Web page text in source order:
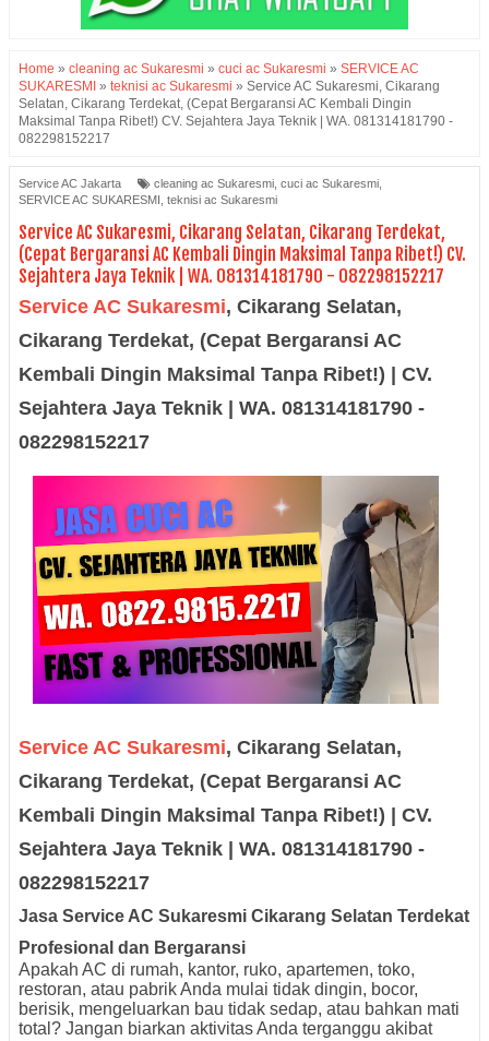
Home » cleaning ac Sukaresmi » cuci ac Sukaresmi » SERVICE AC
SUKARESMI » teknisi ac Sukaresmi » Service AC Sukaresmi, Cikarang
Selatan, Cikarang Terdekat, (Cepat Bergaransi AC Kembali Dingin
Maksimal Tanpa Ribet!) CV. Sejahtera Jaya Teknik | WA. 081314181790 -
082298152217
Service AC Jakarta cleaning ac Sukaresmi cuci ac Sukaresmi
SERVICE AC SUKARESMI teknisi ac Sukaresmi
Service AC Sukaresmi, Cikarang Selatan, Cikarang Terdekat,
(Cepat Bergaransi AC Kembali Dingin Maksimal Tanpa Ribet!) CV.
Sejahtera Jaya Teknik | WA. 081314181790 - 082298152217
Service AC Sukaresmi, Cikarang Selatan,
Cikarang Terdekat, (Cepat Bergaransi AC
Kembali Dingin Maksimal Tanpa Ribet!) | CV.
Sejahtera Jaya Teknik | WA. 081314181790 -
082298152217
Service AC Sukaresmi, Cikarang Selatan,
Cikarang Terdekat, (Cepat Bergaransi AC
Kembali Dingin Maksimal Tanpa Ribet!) | CV.
Sejahtera Jaya Teknik | WA. 081314181790 -
082298152217
Jasa Service AC Sukaresmi Cikarang Selatan Terdekat
Profesional dan Bergaransi
Apakah AC di rumah, kantor, ruko, apartemen, toko,
restoran, atau pabrik Anda mulai tidak dingin, bocor,
berisik, mengeluarkan bau tidak sedap, atau bahkan mati
total? Jangan biarkan aktivitas Anda terganggu akibat